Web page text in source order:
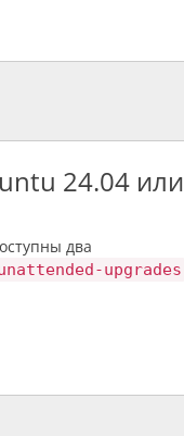
24.04 или
два
upgrades